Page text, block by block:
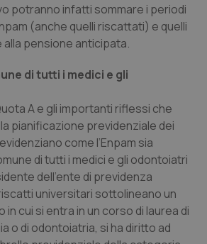
& Rettocolite Ulcerosa
& patologie neurodegenerative
Nutrizione
potranno infatti sommare i periodi
(anche quelli riscattati) e quelli
pensione anticipata.
di tutti i medici e gli
A e gli importanti riflessi che
pianificazione previdenziale dei
come l’Enpam sia
di tutti i medici e gli odontoiatri
dell’ente di previdenza
universitari sottolineano un
cui si entra in un corso di laurea di
o di odontoiatria, si ha diritto ad